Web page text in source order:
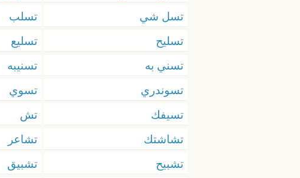
تسل شي
تسلب
تسليح
تسليع
تسني به
تسنيبه
تسوندري
تسوي
تسيفك
تش
تشاشتك
تشاعر
تشبيح
تشبيق